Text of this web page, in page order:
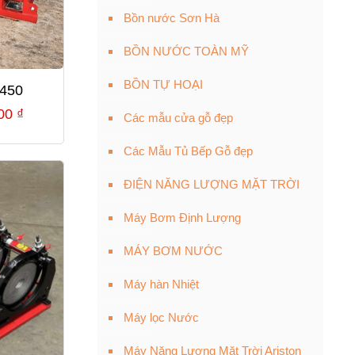
₫.
₫
tại
Bồn nước Sơn Hà
BỒN NƯỚC TOÀN MỸ
BỒN TỰ HOẠI
Các mẫu cửa gỗ đẹp
Các Mẫu Tủ Bếp Gỗ đẹp
ĐIỆN NĂNG LƯỢNG MẶT TRỜI
Máy Bơm Định Lượng
MÁY BƠM NƯỚC
Máy hàn Nhiệt
Máy lọc Nước
Máy Năng Lượng Mặt Trời Ariston